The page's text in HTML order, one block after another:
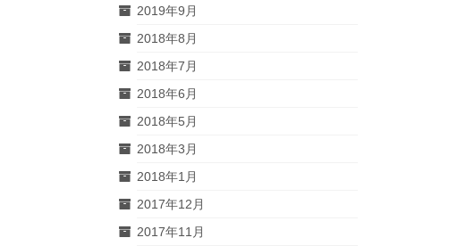
2019年9月
2018年8月
2018年7月
2018年6月
2018年5月
2018年3月
2018年1月
2017年12月
2017年11月